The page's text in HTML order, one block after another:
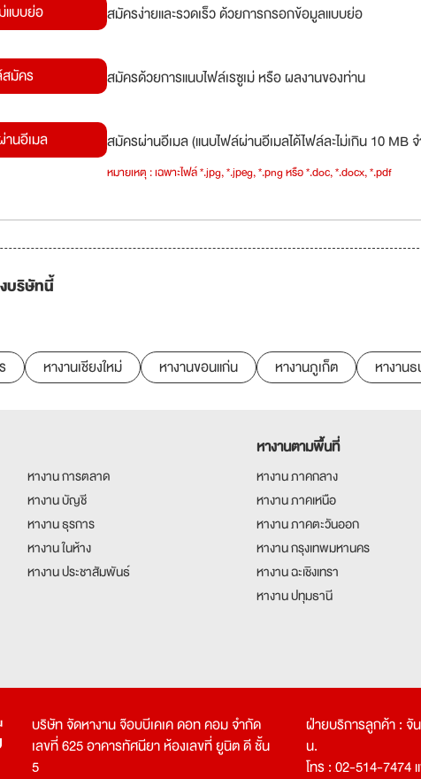
แบบย่อ สมัครง่ายและรวดเร็ว ด้วยการกรอกข้อมูลแบบย่อ
มัคร สมัครด้วยการแนบไฟล์เรซูเม่ หรือ ผลงานของท่าน
นอีเมล สมัครผ่านอีเมล (แนบไฟล์ผ่านอีเมลได้ไฟล์ละไม่เกิน 10 MB
หมายเหตุ : เฉพาะไฟล์ *.jpg, *.jpeg, *.png หรือ *.doc, *.docx, *.pdf
บริษัทนี้
หางานเชียงใหม่ หางานขอนแก่น หางานภูเก็ต หางาน
หางาน การตลาด
หางาน บัญชี
หางาน ธุรการ
หางาน ในห้าง
หางาน ประชาสัมพันธ์
หางานตามพื้นที่
หางาน ภาคกลาง
หางาน ภาคเหนือ
หางาน ภาคตะวันออก
หางาน กรุงเทพมหานคร
หางาน ฉะเชิงเทรา
หางาน ปทุมธานี
บริษัท จัดหางาน จ๊อบบีเคเค ดอท คอม จำกัด
เลขที่ 625 อาคารทัศนียา ห้องเลขที่ ยูนิต ดี ชั้น
5
ฝ่ายบริการลูกค้า : จั
น.
โทร : 02-514-7474